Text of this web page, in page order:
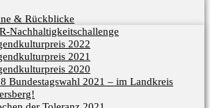
& Rückblicke
Nachhaltigkeitschallenge
2022
2021
2020
Bundestagswahl 2021 – im Landkreis